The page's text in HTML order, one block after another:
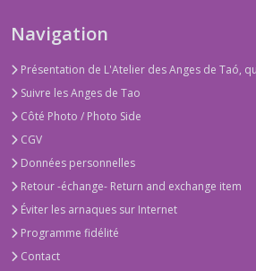
Navigation
Présentation de L'Atelier des Anges de Taó,
Suivre les Anges de Tao
Côté Photo / Photo Side
CGV
Données personnelles
Retour -échange- Return and exchange item
Éviter les arnaques sur Internet
Programme fidélité
Contact